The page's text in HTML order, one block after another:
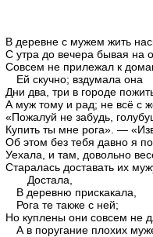
В деревне с мужем жить
С утра до вечера бывая на
Совсем не прилежал к
Ей скучно; вздумала она
Дни два, три в городе
А муж тому и рад; не всё с
«Пожалуй не забудь,
Купить ты мне рога». —
Об этом без тебя давно я
Уехала, и там, довольно
Старалась доставать их
Достала,
В деревню прискакала,
Рога те также с ней;
Но куплены они совсем не
А в поругание плохих